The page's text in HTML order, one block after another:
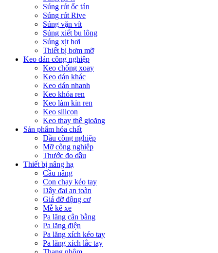
Súng rút ốc tán
Súng rút Rive
Súng vặn vít
Súng xiết bu lông
Súng xịt hơi
Thiết bị bơm mỡ
Keo dán công nghiệp
Keo chống xoay
Keo dán khác
Keo dán nhanh
Keo khóa ren
Keo làm kín ren
Keo silicon
Keo thay thế gioăng
Sản phẩm hóa chất
Dầu công nghiệp
Mỡ công nghiệp
Thước đo dầu
Thiết bị nâng hạ
Cầu nâng
Con chạy kéo tay
Dây đai an toàn
Giá đỡ động cơ
Mễ kê xe
Pa lăng cân bằng
Pa lăng điện
Pa lăng xích kéo tay
Pa lăng xích lắc tay